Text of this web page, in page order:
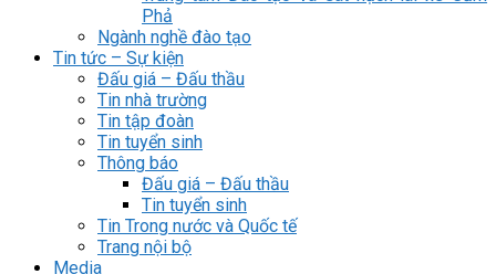
Phả
Ngành nghề đào tạo
Tin tức – Sự kiện
Đấu giá – Đấu thầu
Tin nhà trường
Tin tập đoàn
Tin tuyển sinh
Thông báo
Đấu giá – Đấu thầu
Tin tuyển sinh
Tin Trong nước và Quốc tế
Trang nội bộ
Media